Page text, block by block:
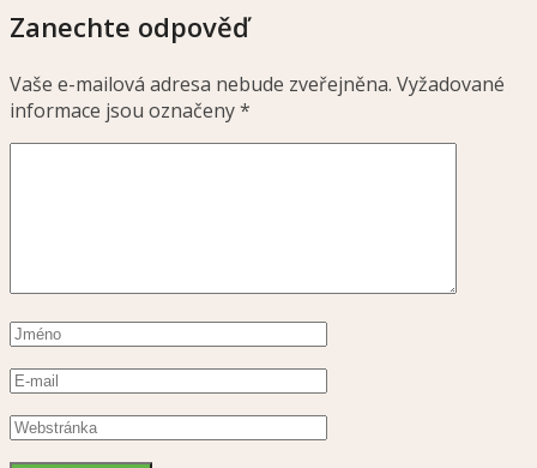
Zanechte odpověď
Vaše e-mailová adresa nebude zveřejněna. Vyžadované
informace jsou označeny*